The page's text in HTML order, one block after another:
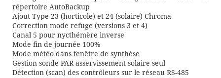
répertoire AutoBackup
Ajout Type 23 (horticole) et 24 (solaire) Chroma
Correction mode refuge (versions 3 et 4)
Canal 5 pour nycthémère inverse
Mode fin de journée 100%
Mode météo dans fenêtre de synthèse
Gestion sonde PAR asservissement solaire seul
Détection (scan) des contrôleurs sur le réseau RS-485